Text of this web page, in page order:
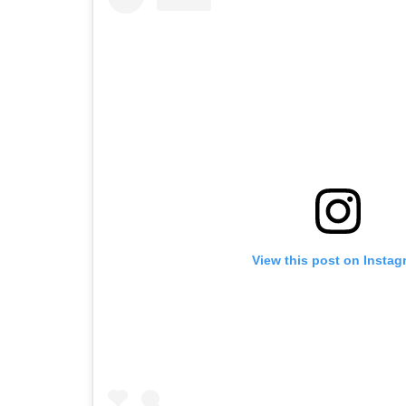
View this post on